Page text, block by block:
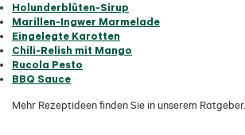
Holunderblüten-Sirup
Marillen-Ingwer Marmelade
Eingelegte Karotten
Chili-Relish mit Mango
Rucola Pesto
BBQ Sauce
Mehr Rezeptideen finden Sie in unserem Ratgeber.